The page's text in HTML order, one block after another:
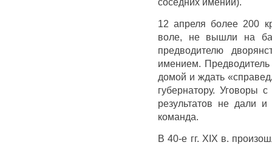
12 апреля более 200
воле, не вышли на
предводителю
имением. Предводитель
домой и ждать
губернатору. Уговоры
результатов не дали
команда.
В 40-е гг. XIX в.